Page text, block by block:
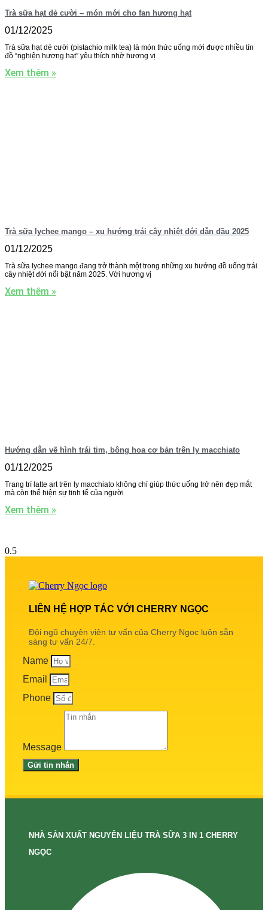
Trà sữa hạt dẻ cười – món mới cho fan hương hạt
01/12/2025
Trà sữa hạt dẻ cười (pistachio milk tea) là món thức uống mới được nhiều tín
đồ “nghiện hương hạt” yêu thích nhờ hương vị
Xem thêm »
Trà sữa lychee mango – xu hướng trái cây nhiệt đới dẫn đầu 2025
01/12/2025
Trà sữa lychee mango đang trở thành một trong những xu hướng đồ uống trái
cây nhiệt đới nổi bật năm 2025. Với hương vị
Xem thêm »
Hướng dẫn vẽ hình trái tim, bông hoa cơ bản trên ly macchiato
01/12/2025
Trang trí latte art trên ly macchiato không chỉ giúp thức uống trở nên đẹp mắt
mà còn thể hiện sự tinh tế của người
Xem thêm »
LIÊN HỆ HỢP TÁC VỚI CHERRY NGỌC
Đội ngũ chuyên viên tư vấn của Cherry Ngọc luôn sẵn
sàng tư vấn 24/7.
Name
Email
Phone
Message
Gửi tin nhắn
NHÀ SẢN XUẤT NGUYÊN LIỆU TRÀ SỮA 3 IN 1 CHERRY
NGỌC